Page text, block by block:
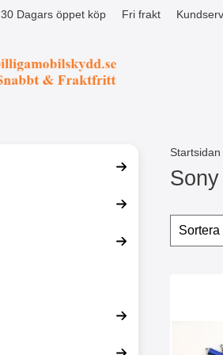
30 Dagars öppet köp Fri frakt
Startsidan för Tibro Billiga
Startsidan
o
p
p
Makera